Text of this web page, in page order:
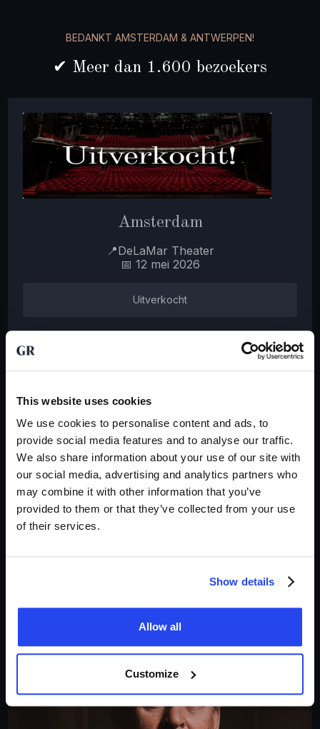
This website uses cookies
We use cookies to personalise content and ads, to
provide social media features and to analyse our traffic.
We also share information about your use of our site with
our social media, advertising and analytics partners who
may combine it with other information that you’ve
provided to them or that they’ve collected from your use
of their services.
Show details
Allow all
Customize
BEDANKT AMSTERDAM & ANTWERPEN!
✔ Meer dan 1.600 bezoekers
Amsterdam
📍DeLaMar Theater
📅 12 mei 2026
Uitverkocht
Antwerpen
📍Handelsbeurs
🗓️ 8 juni 2026